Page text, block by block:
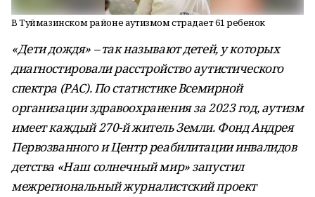
В Туймазинском районе аутизмом страдает 61 ребенок
«Дети дождя» – так называют детей, у которых
диагностировали расстройство аутистического
спектра (РАС). По статистике Всемирной
организации здравоохранения за 2023 год, аутизм
имеет каждый 270-й житель Земли. Фонд Андрея
Первозванного и Центр реабилитации инвалидов
детства «Наш солнечный мир» запустил
межрегиональный журналистский проект